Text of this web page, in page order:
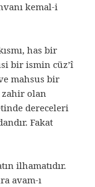
kemal-i
has bir
bir ismin cüz’î
mahsus bir
olan
dereceleri
Fakat
ilhamatıdır.
avam-ı